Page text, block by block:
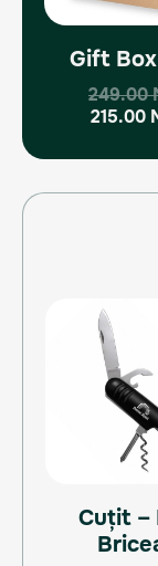
Gift
249.00
215.00
Cuțit –